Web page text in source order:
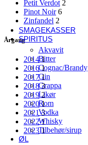
Spanien
Sydafrika
Tyskland
SMAGEKASSER
SPIRITUS
Akvavit
Bitter
Cognac/Brandy
Gin
Grappa
Likør
Rom
Vodka
Whisky
Tilbehør/sirup
ØL
Petit Verdot 2
Pinot Noir 6
Zinfandel 2
Årgang
2014 1
2016 1
2017 1
2018 3
2019 2
2020 1
2021 3
2022 1
2023 1